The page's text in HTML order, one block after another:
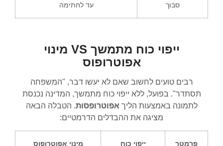
סבוך
עד לחתימה
ייפוי כוח מתמשך VS מינוי
אפוטרופוס
רבים טועים לחשוב שאם לא יעשו דבר, "המשפחה
תסתדר". בפועל, ללא ייפוי כוח מתמשך, המדינה נכנסת
לתמונה באמצעות הליך אפוטרופסות. הטבלה הבאה
מציגה את ההבדלים הדרמטיים:
פרמטר
ייפוי כוח
מינוי אפוטרופוס